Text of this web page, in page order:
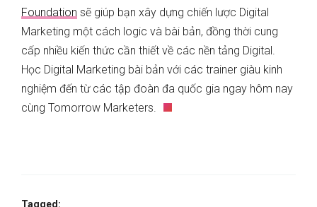
Foundation sẽ giúp bạn xây dựng chiến lược Digital
Marketing một cách logic và bài bản, đồng thời cung
cấp nhiều kiến thức cần thiết về các nền tảng Digital.
Học Digital Marketing bài bản với các trainer giàu kinh
nghiệm đến từ các tập đoàn đa quốc gia ngay hôm nay
cùng Tomorrow Marketers.
Tagged: